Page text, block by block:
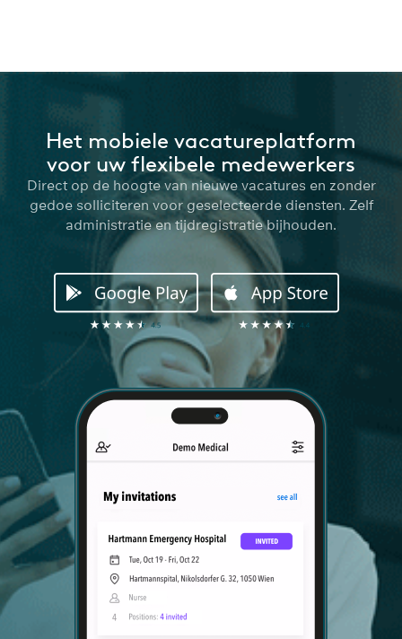
Het mobiele vacatureplatform
voor uw flexibele medewerkers
Direct op de hoogte van nieuwe vacatures en zonder
gedoe solliciteren voor geselecteerde diensten. Zelf
administratie en tijdregistratie bijhouden.